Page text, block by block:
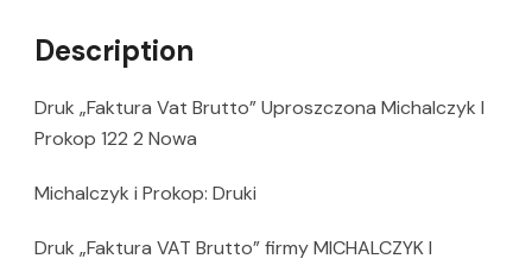
Description
Druk „Faktura Vat Brutto” Uproszczona Michalczyk I
Prokop 122 2 Nowa
Michalczyk i Prokop: Druki
Druk „Faktura VAT Brutto” firmy MICHALCZYK I